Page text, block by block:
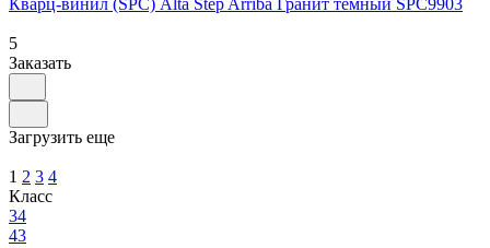
5
Заказать
Загрузить еще
1 2 3 4
Класс
34
43